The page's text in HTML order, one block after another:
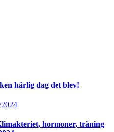
härlig dag det blev!
2024
hormoner, träning